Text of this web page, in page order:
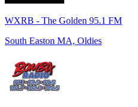
WXRB - The Golden 95.1 FM
South Easton MA, Oldies